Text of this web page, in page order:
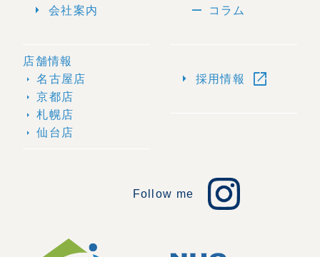
arrow_right 会社案内
店舗情報
arrow_right 名古屋店
arrow_right 京都店
arrow_right 札幌店
arrow_right 仙台店
remove コラム
arrow_right 採用情報 open_in_new
Follow me